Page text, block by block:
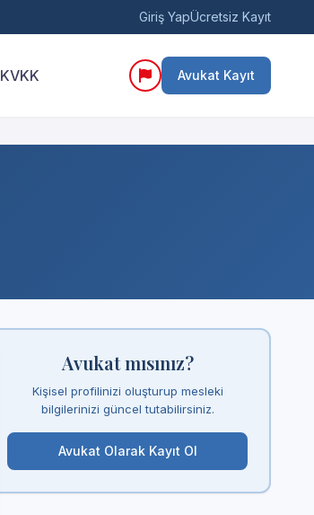
Giriş YapÜcretsiz Kayıt
KVKK Avukat Kayıt
Avukat mısınız?
Kişisel profilinizi oluşturup mesleki
bilgilerinizi güncel tutabilirsiniz.
Avukat Olarak Kayıt Ol